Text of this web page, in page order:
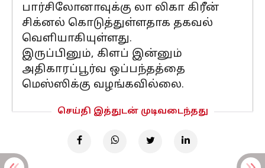
பார்சிலோனாவுக்கு லா லிகா கிரீன்
சிக்னல் கொடுத்துள்ளதாக தகவல்
வெளியாகியுள்ளது.
இருப்பினும், கிளப் இன்னும்
அதிகாரப்பூர்வ ஒப்பந்தத்தை
மெஸ்ஸிக்கு வழங்கவில்லை.
செய்தி இத்துடன் முடிவடைந்தது